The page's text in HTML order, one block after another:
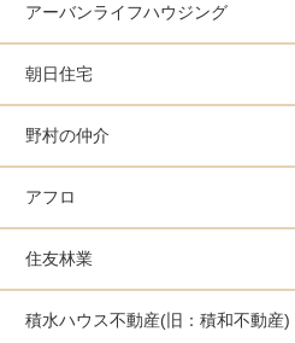
アーバンライフハウジング
朝日住宅
野村の仲介
アフロ
住友林業
積水ハウス不動産(旧：積和不動産)